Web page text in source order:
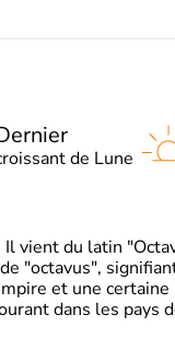
de Lune
vient du latin
"octavus",
et une
dans les pays